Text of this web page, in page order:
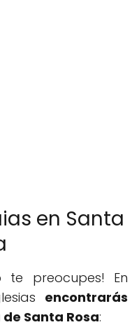
en Santa
te preocupes! En
encontrarás
Santa Rosa: